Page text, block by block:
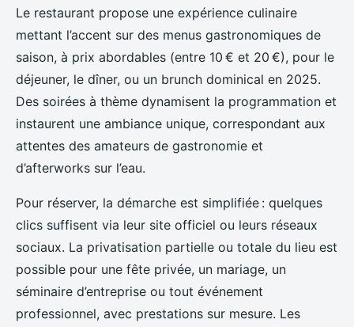
Le restaurant propose une expérience culinaire
mettant l’accent sur des menus gastronomiques de
saison, à prix abordables (entre 10 € et 20 €), pour le
déjeuner, le dîner, ou un brunch dominical en 2025.
Des soirées à thème dynamisent la programmation et
instaurent une ambiance unique, correspondant aux
attentes des amateurs de gastronomie et
d’afterworks sur l’eau.
Pour réserver, la démarche est simplifiée : quelques
clics suffisent via leur site officiel ou leurs réseaux
sociaux. La privatisation partielle ou totale du lieu est
possible pour une fête privée, un mariage, un
séminaire d’entreprise ou tout événement
professionnel, avec prestations sur mesure. Les